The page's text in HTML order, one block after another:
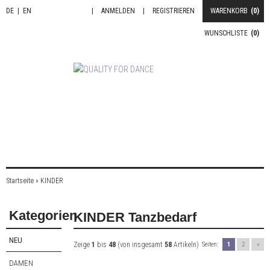
DE EN WARENKORB (0)
REGISTRIEREN
ANMELDEN
WUNSCHLISTE (0)
Startseite » KINDER
Kategorien
NEU
DAMEN
KINDER Tanzbedarf
Zeige 1 bis 48 (von insgesamt 58 Artikeln) Seiten: 1 2 »